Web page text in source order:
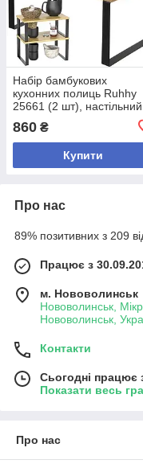
Набір бамбукових
кухонних полиць Ruhhy
25661 (2 шт), настільний
органайзер для спецій
посуду, стелаж з
натурального бамбука
860 ₴
Купити
Про нас
89% позитивних з 209
Працює з
м. Нововолинськ
Нововолинськ,
Нововолинськ,
Контакти
Сьогодні працює
Показати весь
Про нас